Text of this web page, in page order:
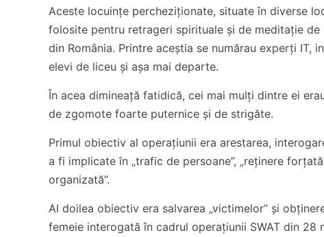
Aceste locuințe percheziționate, situate în diverse
folosite pentru retrageri spirituale și de meditație
din România. Printre aceștia se numărau experți
elevi de liceu și așa mai departe.
În acea dimineață fatidică, cei mai mulți dintre ei
de zgomote foarte puternice și de strigăte.
Primul obiectiv al operațiunii era arestarea,
a fi implicate în „trafic de persoane”, „reținere
organizată”.
Al doilea obiectiv era salvarea „victimelor” și
femeie interogată în cadrul operațiunii SWAT din